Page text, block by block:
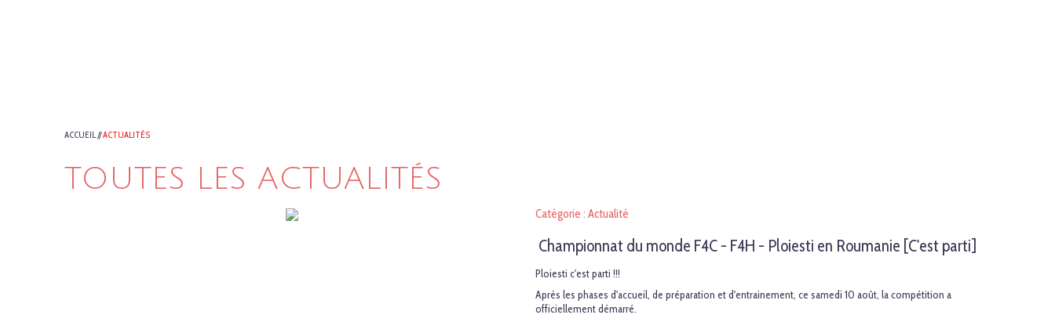
ACCUEIL//ACTUALITÉS
TOUTES LES ACTUALITÉS
Catégorie : Actualité
Championnat du monde F4C - F4H - Ploiesti en Roumanie [C'est parti]
Ploiesti c'est parti !!!
Après les phases d'accueil, de préparation et d'entrainement, ce samedi 10 août, la compétition a
officiellement démarré.